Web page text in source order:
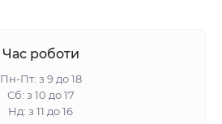
Час роботи
Пн-Пт: з 9 до 18
Сб: з 10 до 17
Нд: з 11 до 16